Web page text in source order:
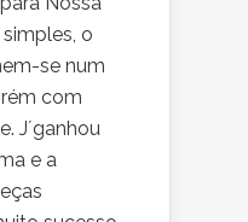
o
se num
com
J´ganhou
e a